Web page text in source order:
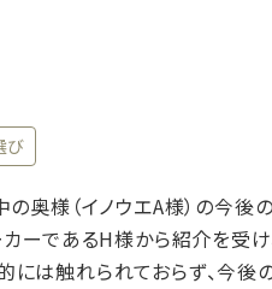
び
奥様（イノウエA様）の今
ーであるH様から紹介を受
は触れられておらず、今後